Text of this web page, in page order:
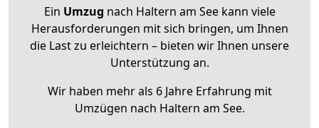
Ein Umzug nach Haltern am See kann viele
Herausforderungen mit sich bringen, um Ihnen
die Last zu erleichtern – bieten wir Ihnen unsere
Unterstützung an.
Wir haben mehr als 6 Jahre Erfahrung mit
Umzügen nach Haltern am See.